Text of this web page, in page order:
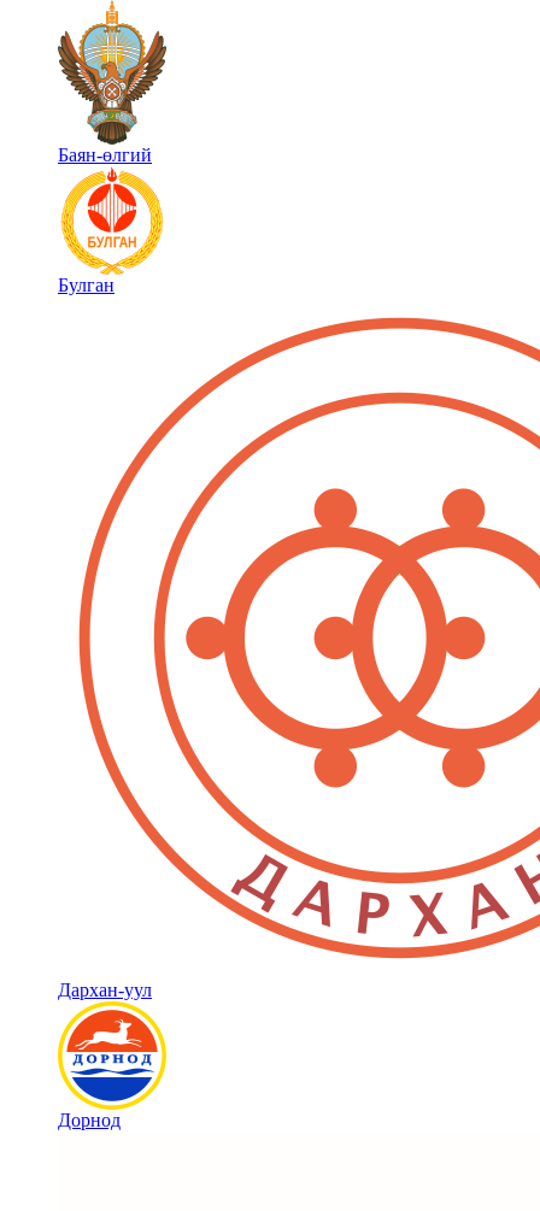
Баян-өлгий
Булган
Дархан-уул
Дорнод